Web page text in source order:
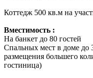
Коттедж 500 кв.м на
Вместимость :
На банкет до 80 гостей
Спальных мест в доме до
размещения большего
гостиница)